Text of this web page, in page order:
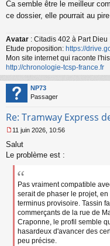
e
s
g
e
n
o
n
l
u
Ca semble être le meilleur
ce dossier, elle pourrait au
Avatar : Citadis 402 à Part Dieu
Etude proposition: https://
Mon site internet qui raconte
http://chronologie-tcsp-france.fr
NP73
Passager
Re: Tramway Express
e
s
11 juin 2026, 10:56
Salut
Le problème est :
Pas vraiment compatible
serait de phaser le projet,
terminus provisoire. Tassin
commerçants de la rue de
Craponne, le profil semble
hasardeux d'avancer des
peu précise.